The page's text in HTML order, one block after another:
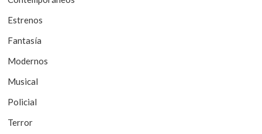
r
a
d
a
s
Estrenos
Fantasía
Modernos
Musical
Policial
Terror